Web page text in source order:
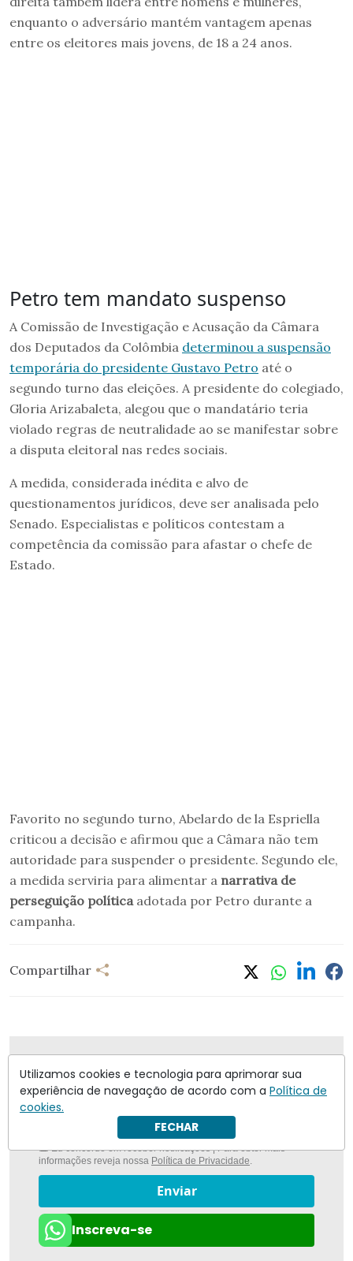
enquanto o adversário mantém vantagem apenas
entre os eleitores mais jovens, de 18 a 24 anos.
Petro tem mandato suspenso
A Comissão de Investigação e Acusação da Câmara
dos Deputados da Colômbia determinou a suspensão
temporária do presidente Gustavo Petro até o
segundo turno das eleições. A presidente do colegiado,
Gloria Arizabaleta, alegou que o mandatário teria
violado regras de neutralidade ao se manifestar sobre
a disputa eleitoral nas redes sociais.
A medida, considerada inédita e alvo de
questionamentos jurídicos, deve ser analisada pelo
Senado. Especialistas e políticos contestam a
competência da comissão para afastar o chefe de
Estado.
Favorito no segundo turno, Abelardo de la Espriella
criticou a decisão e afirmou que a Câmara não tem
autoridade para suspender o presidente. Segundo ele,
a medida serviria para alimentar a narrativa de
perseguição política adotada por Petro durante a
campanha.
Compartilhar
Antagonista
Eu concordo em receber notificações | Para obter mais
informações reveja nossa Política de Privacidade
Enviar
Inscreva-se
Utilizamos cookies e tecnologia para aprimorar sua
experiência de navegação de acordo com a Política de
cookies.
FECHAR